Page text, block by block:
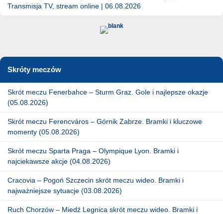
Transmisja TV, stream online | 06.08.2026
Skróty meczów
Skrót meczu Fenerbahce – Sturm Graz. Gole i najlepsze okazje
(05.08.2026)
Skrót meczu Ferencváros – Górnik Zabrze. Bramki i kluczowe
momenty (05.08.2026)
Skrót meczu Sparta Praga – Olympique Lyon. Bramki i
najciekawsze akcje (04.08.2026)
Cracovia – Pogoń Szczecin skrót meczu wideo. Bramki i
najważniejsze sytuacje (03.08.2026)
Ruch Chorzów – Miedź Legnica skrót meczu wideo. Bramki i